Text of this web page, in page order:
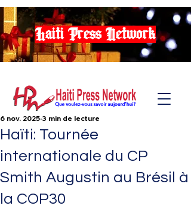
Haiti Press Network
Haïti: Tournée
internationale du CP
Smith Augustin au Brésil à
la COP30
6 nov. 2025 3 min de lecture